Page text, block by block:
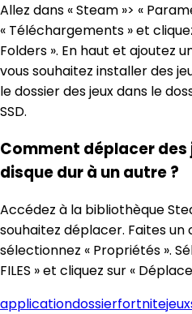
Allez dans « Steam »> «
« Téléchargements » et
Folders ». En haut et ajoutez
vous souhaitez installer des
le dossier des jeux dans le
SSD.
Comment déplacer des
disque dur à un autre ?
Accédez à la bibliothèque
souhaitez déplacer. Faites un
sélectionnez « Propriétés ».
FILES » et cliquez sur «
applicationdossierfortnitejeux